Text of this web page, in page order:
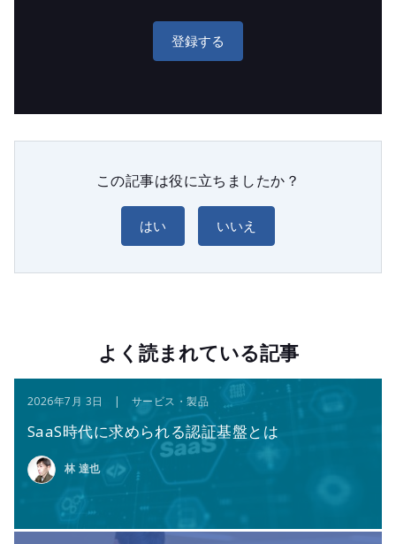
登録する
この記事は役に立ちましたか？
はい いいえ
よく読まれている記事
2026年7月 3日 | サービス・製品
SaaS時代に求められる認証基盤とは
林 達也